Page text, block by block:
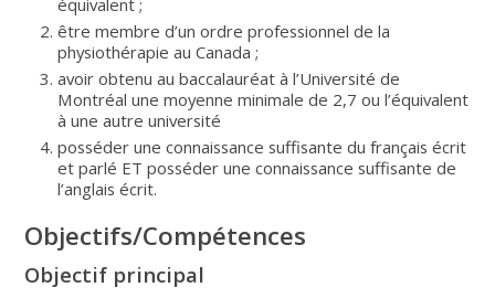
être membre d’un ordre professionnel de la
physiothérapie au Canada ;
avoir obtenu au baccalauréat à l’Université de
Montréal une moyenne minimale de 2,7 ou l’équivalent
à une autre université
posséder une connaissance suffisante du français écrit
et parlé ET posséder une connaissance suffisante de
l’anglais écrit.
Objectifs/Compétences
Objectif principal